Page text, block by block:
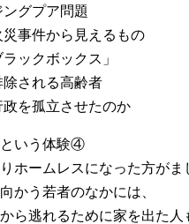
グプア問題
災事件から見えるもの
ックボックス」
除される高齢者
政を孤立させたのか
いう体験④
ホームレスになった方がま
かう若者のなかには、
ら逃れるために家を出た人